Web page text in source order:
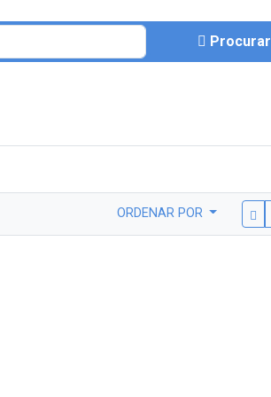
Procurar
ORDENAR POR